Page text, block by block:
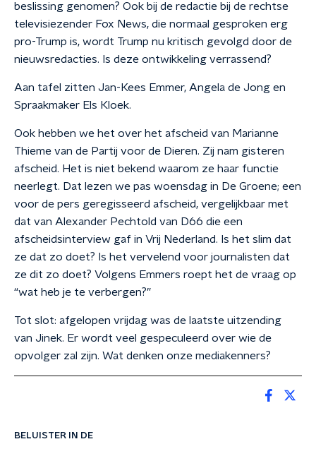
BELUISTER IN DE
beslissing genomen? Ook bij de redactie bij de rechtse
televisiezender Fox News, die normaal gesproken erg
pro-Trump is, wordt Trump nu kritisch gevolgd door de
nieuwsredacties. Is deze ontwikkeling verrassend?
Aan tafel zitten Jan-Kees Emmer, Angela de Jong en
Spraakmaker Els Kloek.
Ook hebben we het over het afscheid van Marianne
Thieme van de Partij voor de Dieren. Zij nam gisteren
afscheid. Het is niet bekend waarom ze haar functie
neerlegt. Dat lezen we pas woensdag in De Groene; een
voor de pers geregisseerd afscheid, vergelijkbaar met
dat van Alexander Pechtold van D66 die een
afscheidsinterview gaf in Vrij Nederland. Is het slim dat
ze dat zo doet? Is het vervelend voor journalisten dat
ze dit zo doet? Volgens Emmers roept het de vraag op
“wat heb je te verbergen?”
Tot slot: afgelopen vrijdag was de laatste uitzending
van Jinek. Er wordt veel gespeculeerd over wie de
opvolger zal zijn. Wat denken onze mediakenners?